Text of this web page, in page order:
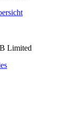
Limited